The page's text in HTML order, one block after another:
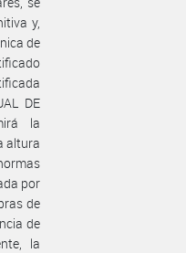
y,
de
DE
la
altura
por
de
de
la